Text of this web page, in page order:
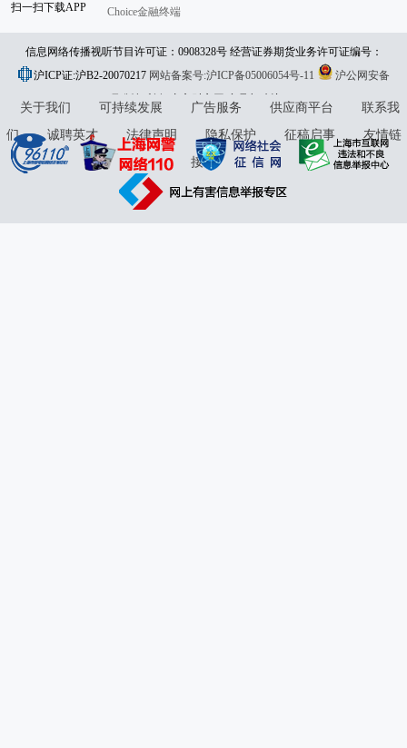
扫一扫下载APP
Choice金融终端
信息网络传播视听节目许可证：0908328号 经营证券期货业务许可证编号：
913101046312860336 违法和不良信息举报:021-61278686 举报邮箱：
jubao@eastmoney.com
沪ICP证:沪B2-20070217 网站备案号:沪ICP备05006054号-11
沪公网安备
31010402000120号版权所有:东方财富网意见与建议:4000300059/952500
关于我们 可持续发展 广告服务 供应商平台
联系我
们
诚聘英才 法律声明 隐私保护 征稿启事
友情链
接